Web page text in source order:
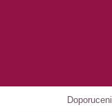
Doporuceni